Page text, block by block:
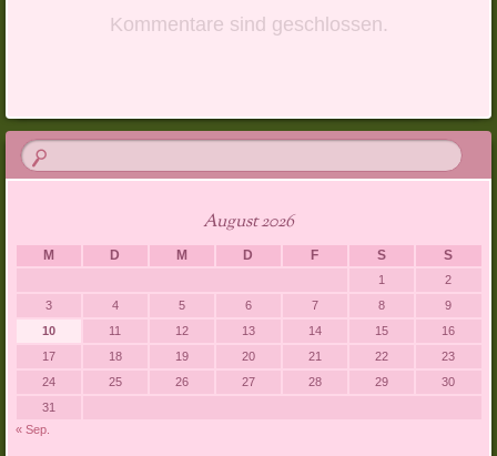
Kommentare sind geschlossen.
August 2026
M D M D F S S
1
2
3
4 5 6 7 8
9
10
11 12 13 14 15
16
17
18 19 20 21 22
23
24
25 26 27 28 29
30
31
« Sep.